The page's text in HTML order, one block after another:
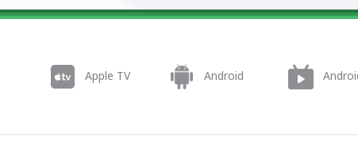
Apple TV Android